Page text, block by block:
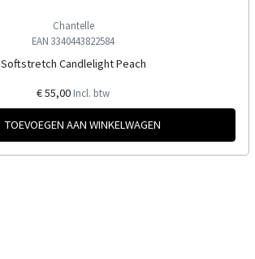
Chantelle
EAN 3340443822584
Softstretch Candlelight Peach
€ 55,00 Incl. btw
TOEVOEGEN AAN WINKELWAGEN